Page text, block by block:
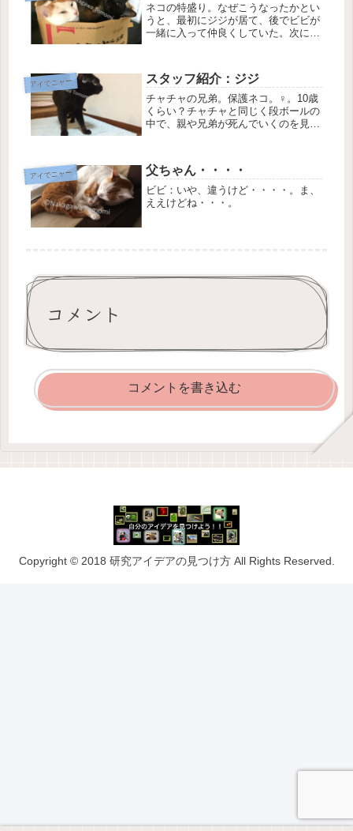
ネコの特盛り。なぜこうなったかとい
うと、最初にジジが居て、後でビビが
一緒に入って仲良くしていた。次にビ
乗り込んだ。この後、ビビが半ギレで
出ていく・・・。
アイでニャー スタッフ紹介：ジジ
チャチャの兄弟。保護ネコ。♀。10歳
くらい？チャチャと同じく段ボールの
中で、親や兄弟が死んでいくのを見て
るが、基本的には１人が好き)いまだ
に抱き上げようとすると、両手両足
を...
アイでニャー 父ちゃん・・・・
ビビ：いや、違うけど・・・・。ま、
ええけどね・・・。
コメント
コメントを書き込む
Copyright © 2018 研究アイデアの見つけ方 All Rights Reserved.